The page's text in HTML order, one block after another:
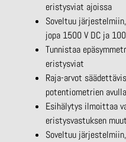
eristysviat ajoissa
Soveltuu
jopa 1500 V DC ja
Tunnistaa
eristysviat
Raja-arvot
potentiometrien avulla
Esihälytys ilmoittaa
eristysvastuksen
Soveltuu